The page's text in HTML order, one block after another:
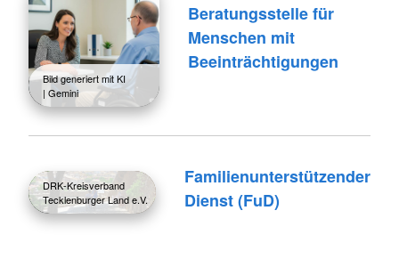
Bild generiert mit KI
| Gemini
Beratungsstelle für
Menschen mit
Beeinträchtigungen
DRK-Kreisverband
Tecklenburger Land e.V.
Familienunterstützender
Dienst (FuD)